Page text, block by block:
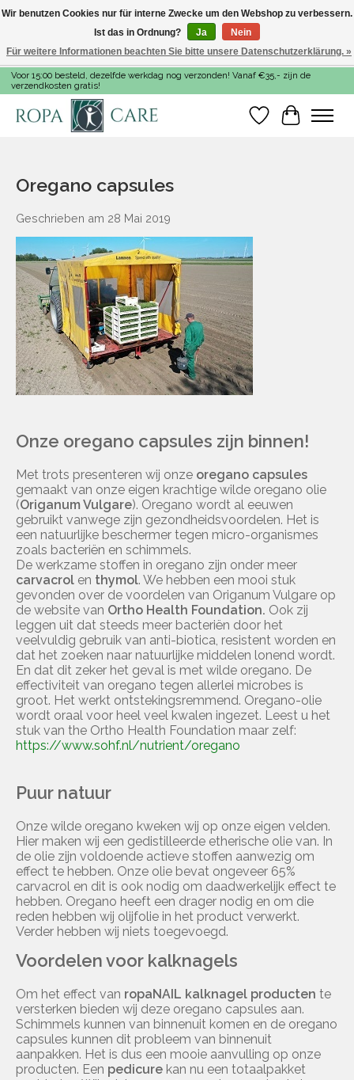
Voor 15:00 besteld, dezelfde werkdag nog verzonden! Vanaf €35,- zijn de
verzendkosten gratis!
Wunschzettel
Ihr
Oregano capsules
Geschrieben am 28 Mai 2019
Onze oregano capsules zijn binnen!
Met trots presenteren wij onze oregano capsules
gemaakt van onze eigen krachtige wilde oregano olie
(Origanum Vulgare). Oregano wordt al eeuwen
gebruikt vanwege zijn gezondheidsvoordelen. Het is
een natuurlijke beschermer tegen micro-organismes
zoals bacteriën en schimmels.
De werkzame stoffen in oregano zijn onder meer
carvacrol en thymol. We hebben een mooi stuk
gevonden over de voordelen van Origanum Vulgare op
de website van Ortho Health Foundation. Ook zij
leggen uit dat steeds meer bacteriën door het
veelvuldig gebruik van anti-biotica, resistent worden en
dat het zoeken naar natuurlijke middelen lonend wordt.
En dat dit zeker het geval is met wilde oregano. De
effectiviteit van oregano tegen allerlei microbes is
groot. Het werkt ontstekingsremmend. Oregano-olie
wordt oraal voor heel veel kwalen ingezet. Leest u het
stuk van the Ortho Health Foundation maar zelf:
https://www.sohf.nl/nutrient/oregano
Puur natuur
Onze wilde oregano kweken wij op onze eigen velden.
Hier maken wij een gedistilleerde etherische olie van. In
de olie zijn voldoende actieve stoffen aanwezig om
effect te hebben. Onze olie bevat ongeveer 65%
carvacrol en dit is ook nodig om daadwerkelijk effect te
hebben. Oregano heeft een drager nodig en om die
reden hebben wij olijfolie in het product verwerkt.
Verder hebben wij niets toegevoegd.
Voordelen voor kalknagels
Om het effect van ropaNAIL kalknagel producten te
versterken bieden wij deze oregano capsules aan.
Schimmels kunnen van binnenuit komen en de oregano
capsules kunnen dit probleem van binnenuit
aanpakken. Het is dus een mooie aanvulling op onze
producten. Een pedicure kan nu een totaalpakket
Wir benutzen Cookies nur für interne Zwecke um den Webshop zu verbessern.
Ist das in Ordnung?
Ja
Nein
Für weitere Informationen beachten Sie bitte unsere Datenschutzerklärung. »